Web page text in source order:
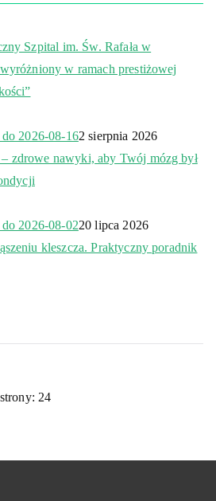
Szpital im. Św. Rafała w
w ramach prestiżowej
do 2026-08-162 sierpnia 2026
zdrowe nawyki, aby Twój mózg był
do 2026-08-0220 lipca 2026
kleszcza. Praktyczny poradnik
24